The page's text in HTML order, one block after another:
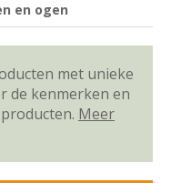
en ogen
met unieke
de kenmerken en
Meer